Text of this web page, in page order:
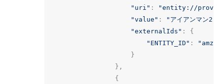
"uri" :
"entity://
"value" : "アイアンマン2"
"externalIds" :
{
"ENTITY_ID" :
}
},
{